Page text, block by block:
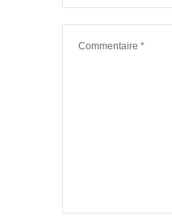
Commentaire *